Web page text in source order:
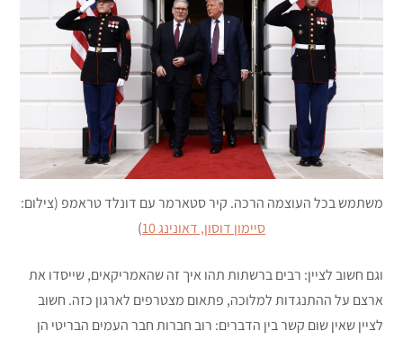
משתמש בכל העוצמה הרכה. קיר סטארמר עם דונלד טראמפ (צילום:
סיימון דוסון, דאונינג 10
)
וגם חשוב לציין: רבים ברשתות תהו איך זה שהאמריקאים, שייסדו את
ארצם על ההתנגדות למלוכה, פתאום מצטרפים לארגון כזה. חשוב
לציין שאין שום קשר בין הדברים: רוב חברות חבר העמים הבריטי הן